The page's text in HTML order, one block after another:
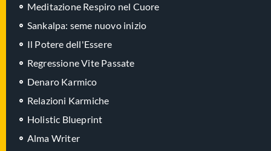
Meditazione Respiro nel Cuore
Sankalpa: seme nuovo inizio
Il Potere dell'Essere
Regressione Vite Passate
Denaro Karmico
Relazioni Karmiche
Holistic Blueprint
Alma Writer